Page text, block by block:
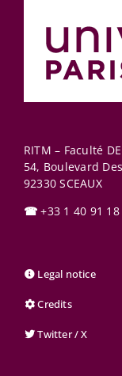
RITM – Faculté
54, Boulevard
92330 SCEAUX
☎ +33 1 40 91 18
Legal notice
Credits
Twitter / X